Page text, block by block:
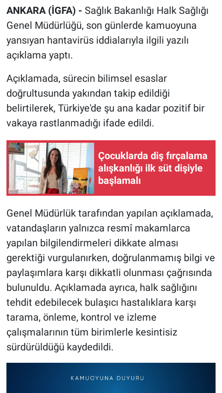
ANKARA (İGFA) - Sağlık Bakanlığı Halk Sağlığı
Genel Müdürlüğü, son günlerde kamuoyuna
yansıyan hantavirüs iddialarıyla ilgili yazılı
açıklama yaptı.
Açıklamada, sürecin bilimsel esaslar
doğrultusunda yakından takip edildiği
belirtilerek, Türkiye'de şu ana kadar pozitif bir
vakaya rastlanmadığı ifade edildi.
Çocuklarda diş fırçalama
alışkanlığı ilk süt dişiyle
başlamalı
Genel Müdürlük tarafından yapılan açıklamada,
vatandaşların yalnızca resmî makamlarca
yapılan bilgilendirmeleri dikkate alması
gerektiği vurgulanırken, doğrulanmamış bilgi ve
paylaşımlara karşı dikkatli olunması çağrısında
bulunuldu. Açıklamada ayrıca, halk sağlığını
tehdit edebilecek bulaşıcı hastalıklara karşı
tarama, önleme, kontrol ve izleme
çalışmalarının tüm birimlerle kesintisiz
sürdürüldüğü kaydedildi.